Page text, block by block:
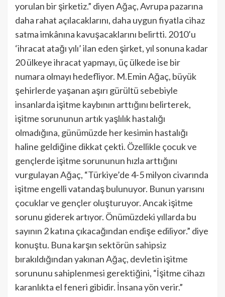
yorulan bir şirketiz.” diyen Ağaç, Avrupa pazarına
daha rahat açılacaklarını, daha uygun fiyatla cihaz
satma imkânına kavuşacaklarını belirtti. 2010’u
‘ihracat atağı yılı’ ilan eden şirket, yıl sonuna kadar
20 ülkeye ihracat yapmayı, üç ülkede ise bir
numara olmayı hedefliyor. M.Emin Ağaç, büyük
şehirlerde yaşanan aşırı gürültü sebebiyle
insanlarda işitme kaybının arttığını belirterek,
işitme sorununun artık yaşlılık hastalığı
olmadığına, günümüzde her kesimin hastalığı
haline geldiğine dikkat çekti. Özellikle çocuk ve
gençlerde işitme sorununun hızla arttığını
vurgulayan Ağaç, “Türkiye’de 4-5 milyon civarında
işitme engelli vatandaş bulunuyor. Bunun yarısını
çocuklar ve gençler oluşturuyor. Ancak işitme
sorunu giderek artıyor. Önümüzdeki yıllarda bu
sayının 2 katına çıkacağından endişe ediliyor.” diye
konuştu. Buna karşın sektörün sahipsiz
bırakıldığından yakınan Ağaç, devletin işitme
sorununu sahiplenmesi gerektiğini, “İşitme cihazı
karanlıkta el feneri gibidir. İnsana yön verir.”